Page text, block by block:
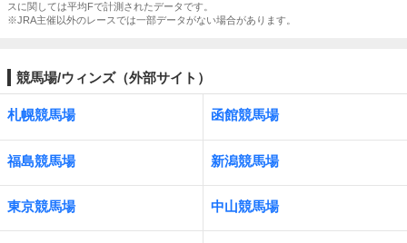
スに関しては平均Fで計測されたデータです。
※JRA主催以外のレースでは一部データがない場合があります。
競馬場/ウィンズ（外部サイト）
札幌競馬場 函館競馬場
福島競馬場 新潟競馬場
東京競馬場 中山競馬場